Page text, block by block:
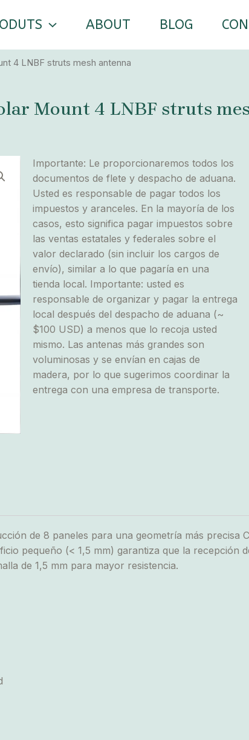
ABOUT BLOG
4 LNBF struts mesh antenna
Mount 4 LNBF struts
Importante: Le proporcionaremos todos los
documentos de flete y despacho de aduana.
Usted es responsable de pagar todos los
impuestos y aranceles. En la mayoría de los
casos, esto significa pagar impuestos sobre
las ventas estatales y federales sobre el
valor declarado (sin incluir los cargos de
envío), similar a lo que pagaría en una
tienda local. Importante: usted es
responsable de organizar y pagar la entrega
local después del despacho de aduana (~
$100 USD) a menos que lo recoja usted
mismo. Las antenas más grandes son
voluminosas y se envían en cajas de
madera, por lo que sugerimos coordinar la
entrega con una empresa de transporte.
de 8 paneles para una geometría más
pequeño (< 1,5 mm) garantiza que la recepción
de 1,5 mm para mayor resistencia.